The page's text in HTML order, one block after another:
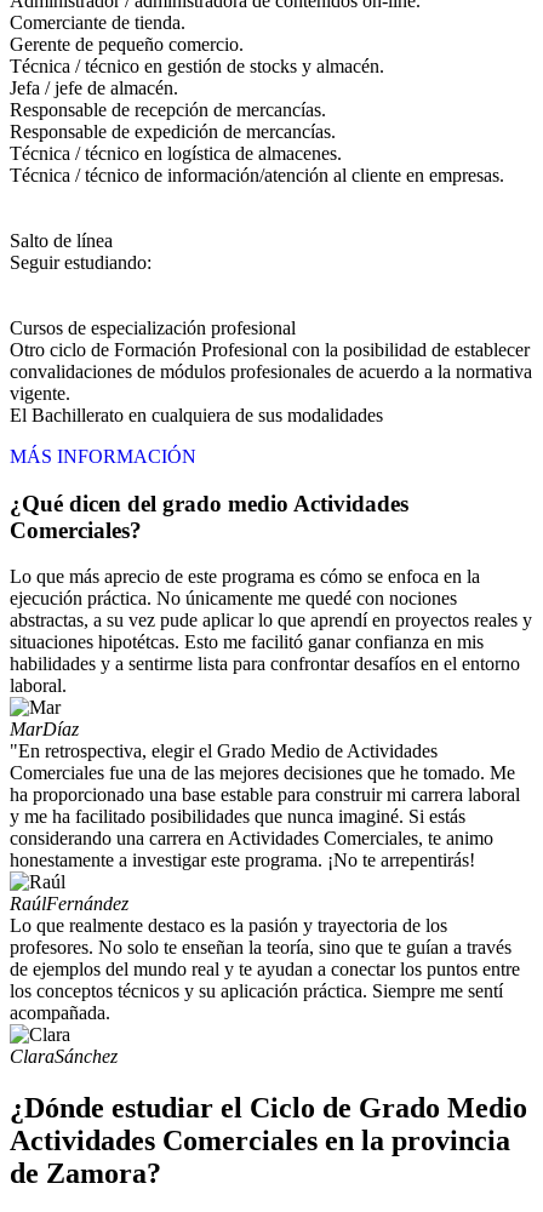
Comerciante de tienda.
Gerente de pequeño comercio.
Técnica / técnico en gestión de stocks y almacén.
Jefa / jefe de almacén.
Responsable de recepción de mercancías.
Responsable de expedición de mercancías.
Técnica / técnico en logística de almacenes.
Técnica / técnico de información/atención al cliente en empresas.
Salto de línea
Seguir estudiando:
Cursos de especialización profesional
Otro ciclo de Formación Profesional con la posibilidad de establecer
convalidaciones de módulos profesionales de acuerdo a la normativa
vigente.
El Bachillerato en cualquiera de sus modalidades
MÁS INFORMACIÓN
¿Qué dicen del grado medio Actividades
Comerciales?
Lo que más aprecio de este programa es cómo se enfoca en la
ejecución práctica. No únicamente me quedé con nociones
abstractas, a su vez pude aplicar lo que aprendí en proyectos reales y
situaciones hipotétcas. Esto me facilitó ganar confianza en mis
habilidades y a sentirme lista para confrontar desafíos en el entorno
laboral.
MarDíaz
"En retrospectiva, elegir el Grado Medio de Actividades
Comerciales fue una de las mejores decisiones que he tomado. Me
ha proporcionado una base estable para construir mi carrera laboral
y me ha facilitado posibilidades que nunca imaginé. Si estás
considerando una carrera en Actividades Comerciales, te animo
honestamente a investigar este programa. ¡No te arrepentirás!
RaúlFernández
Lo que realmente destaco es la pasión y trayectoria de los
profesores. No solo te enseñan la teoría, sino que te guían a través
de ejemplos del mundo real y te ayudan a conectar los puntos entre
los conceptos técnicos y su aplicación práctica. Siempre me sentí
acompañada.
ClaraSánchez
¿Dónde estudiar el Ciclo de Grado Medio
Actividades Comerciales en la provincia
de Zamora?